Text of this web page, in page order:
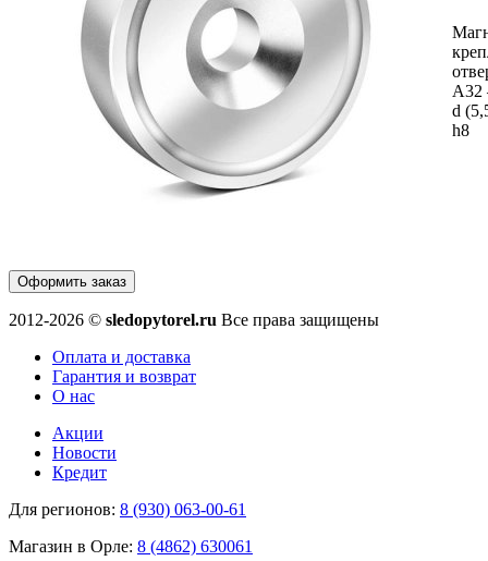
А32
d
h8
Оформить заказ
2012-2026 © sledopytorel.ru Все права защищены
Оплата и доставка
Гарантия и возврат
О нас
Акции
Новости
Кредит
Для регионов: 8 (930) 063-00-61
Магазин в Орле: 8 (4862) 630061